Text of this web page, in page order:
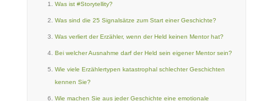
Was ist #Storytellity?
Was sind die 25 Signalsätze zum Start einer Geschichte?
Was verliert der Erzähler, wenn der Held keinen Mentor hat?
Bei welcher Ausnahme darf der Held sein eigener Mentor sein?
Wie viele Erzählertypen katastrophal schlechter Geschichten
kennen Sie?
Wie machen Sie aus jeder Geschichte eine emotionale